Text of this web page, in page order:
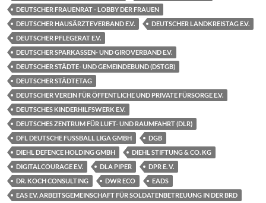
DEUTSCHER FRAUENRAT - LOBBY DER FRAUEN
DEUTSCHER HAUSÄRZTEVERBAND E.V.
DEUTSCHER LANDKREISTAG E.V.
DEUTSCHER PFLEGERAT E.V.
DEUTSCHER SPARKASSEN- UND GIROVERBAND E.V.
DEUTSCHER STÄDTE- UND GEMEINDEBUND (DSTGB)
DEUTSCHER STÄDTETAG
DEUTSCHER VEREIN FÜR ÖFFENTLICHE UND PRIVATE FÜRSORGE E.V.
DEUTSCHES KINDERHILFSWERK E.V.
DEUTSCHES ZENTRUM FÜR LUFT- UND RAUMFAHRT (DLR)
DFL DEUTSCHE FUSSBALL LIGA GMBH
DGB
DIEHL DEFENCE HOLDING GMBH
DIEHL STIFTUNG & CO. KG
DIGITALCOURAGE E.V.
DLA PIPER
DPR E. V.
DR. KOCH CONSULTING
DWR ECO
EADS
EAS EV. ARBEITSGEMEINSCHAFT FÜR SOLDATENBETREUUNG IN DER BRD